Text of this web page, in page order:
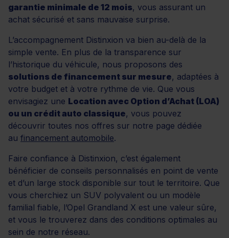
garantie minimale de 12 mois, vous assurant un
achat sécurisé et sans mauvaise surprise.
L’accompagnement Distinxion va bien au-delà de la
simple vente. En plus de la transparence sur
l’historique du véhicule, nous proposons des
solutions de financement sur mesure, adaptées à
votre budget et à votre rythme de vie. Que vous
envisagiez une Location avec Option d’Achat (LOA)
ou un crédit auto classique, vous pouvez
découvrir toutes nos offres sur notre page dédiée
au financement automobile.
Faire confiance à Distinxion, c’est également
bénéficier de conseils personnalisés en point de vente
et d’un large stock disponible sur tout le territoire. Que
vous cherchiez un SUV polyvalent ou un modèle
familial fiable, l’Opel Grandland X est une valeur sûre,
et vous le trouverez dans des conditions optimales au
sein de notre réseau.